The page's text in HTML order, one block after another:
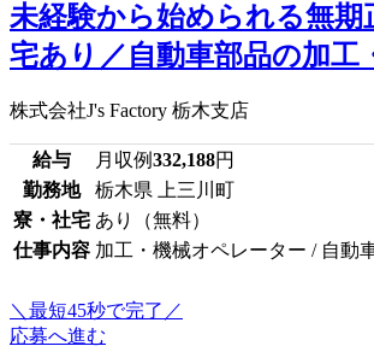
未経験から始められる無期
宅あり／自動車部品の加工
株式会社J's Factory 栃木支店
給与 月収例332,188円
勤務地
栃木県 上三川町
寮・社宅 あり（無料）
仕事内容 加工・機械オペレーター / 自動
＼最短45秒で完了／
応募へ進む